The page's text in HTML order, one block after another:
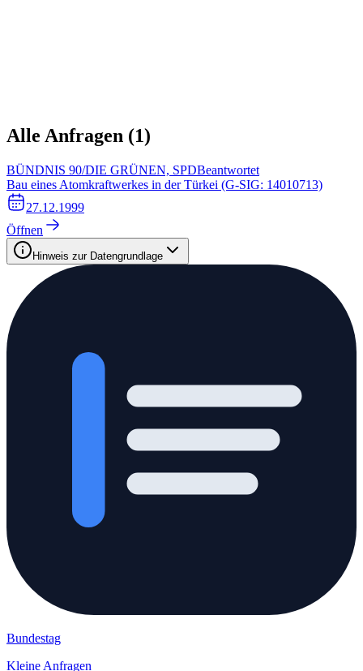
Alle Anfragen (1)
BÜNDNIS 90/DIE GRÜNEN, SPDBeantwortet
Bau eines Atomkraftwerkes in der Türkei (G-SIG: 14010713)
27.12.1999
Öffnen
Hinweis zur Datengrundlage
Bundestag
Kleine Anfragen